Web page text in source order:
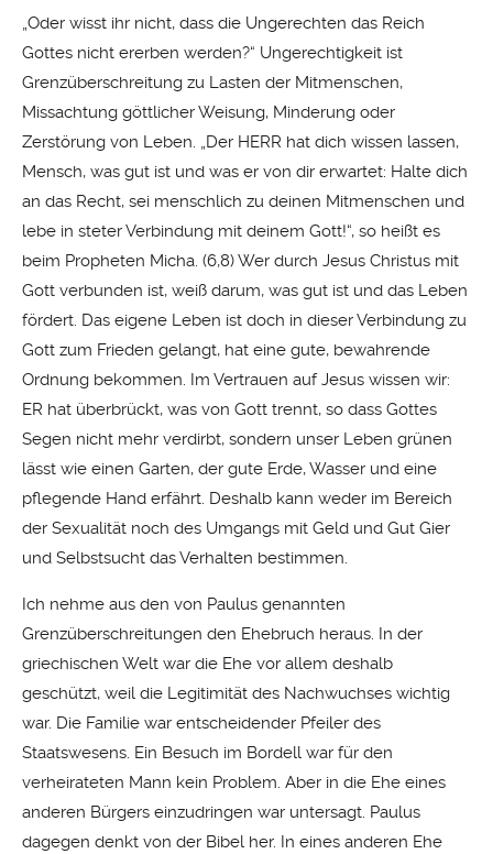
„Oder wisst ihr nicht, dass die Ungerechten das Reich
Gottes nicht ererben werden?“ Ungerechtigkeit ist
Grenzüberschreitung zu Lasten der Mitmenschen,
Missachtung göttlicher Weisung, Minderung oder
Zerstörung von Leben. „Der HERR hat dich wissen lassen,
Mensch, was gut ist und was er von dir erwartet: Halte dich
an das Recht, sei menschlich zu deinen Mitmenschen und
lebe in steter Verbindung mit deinem Gott!“, so heißt es
beim Propheten Micha. (6,8) Wer durch Jesus Christus mit
Gott verbunden ist, weiß darum, was gut ist und das Leben
fördert. Das eigene Leben ist doch in dieser Verbindung zu
Gott zum Frieden gelangt, hat eine gute, bewahrende
Ordnung bekommen. Im Vertrauen auf Jesus wissen wir:
ER hat überbrückt, was von Gott trennt, so dass Gottes
Segen nicht mehr verdirbt, sondern unser Leben grünen
lässt wie einen Garten, der gute Erde, Wasser und eine
pflegende Hand erfährt. Deshalb kann weder im Bereich
der Sexualität noch des Umgangs mit Geld und Gut Gier
und Selbstsucht das Verhalten bestimmen.
Ich nehme aus den von Paulus genannten
Grenzüberschreitungen den Ehebruch heraus. In der
griechischen Welt war die Ehe vor allem deshalb
geschützt, weil die Legitimität des Nachwuchses wichtig
war. Die Familie war entscheidender Pfeiler des
Staatswesens. Ein Besuch im Bordell war für den
verheirateten Mann kein Problem. Aber in die Ehe eines
anderen Bürgers einzudringen war untersagt. Paulus
dagegen denkt von der Bibel her. In eines anderen Ehe